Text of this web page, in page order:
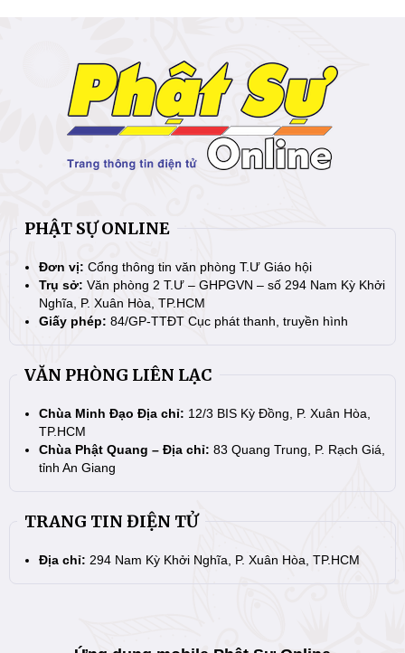
PHẬT SỰ ONLINE
Đơn vị: Cổng thông tin văn phòng T.Ư Giáo hội
Trụ sở: Văn phòng 2 T.Ư – GHPGVN – số 294 Nam Kỳ Khởi
Nghĩa, P. Xuân Hòa, TP.HCM
Giấy phép: 84/GP-TTĐT Cục phát thanh, truyền hình
VĂN PHÒNG LIÊN LẠC
Chùa Minh Đạo Địa chỉ: 12/3 BIS Kỳ Đồng, P. Xuân Hòa,
TP.HCM
Chùa Phật Quang – Địa chỉ: 83 Quang Trung, P. Rạch Giá,
tỉnh An Giang
TRANG TIN ĐIỆN TỬ
Địa chỉ: 294 Nam Kỳ Khởi Nghĩa, P. Xuân Hòa, TP.HCM